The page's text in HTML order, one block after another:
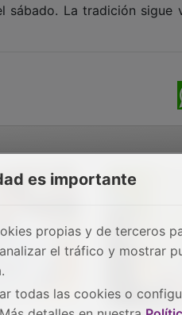
sábado. La tradición sigue
es importante
propias y de terceros
el tráfico y mostrar
todas las cookies o